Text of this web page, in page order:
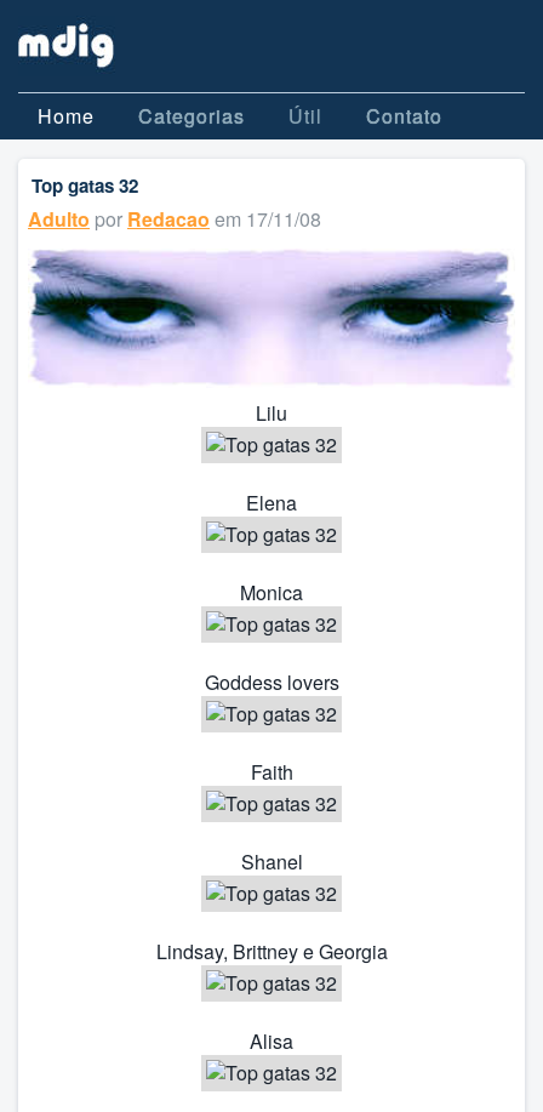
Home Categorias Útil Contato
Top gatas 32
Adulto por Redacao em 17/11/08
Lilu
Elena
Monica
Goddess lovers
Faith
Shanel
Lindsay, Brittney e Georgia
Alisa